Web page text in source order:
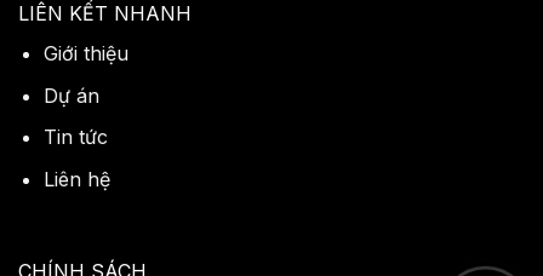
LIÊN KẾT NHANH
Giới thiệu
Dự án
Tin tức
Liên hệ
CHÍNH SÁCH